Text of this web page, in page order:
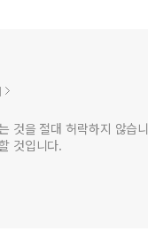
것을 절대 허락하지 않습니
것입니다.